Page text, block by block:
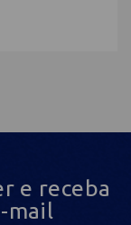
e receba
mail